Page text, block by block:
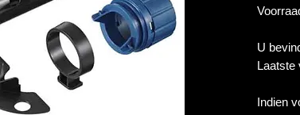
U
Laatste
Indien